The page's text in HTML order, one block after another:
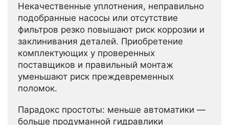
Некачественные уплотнения, неправильно
подобранные насосы или отсутствие
фильтров резко повышают риск коррозии и
заклинивания деталей. Приобретение
комплектующих у проверенных
поставщиков и правильный монтаж
уменьшают риск преждевременных
поломок.
Парадокс простоты: меньше автоматики —
больше продуманной гидравлики